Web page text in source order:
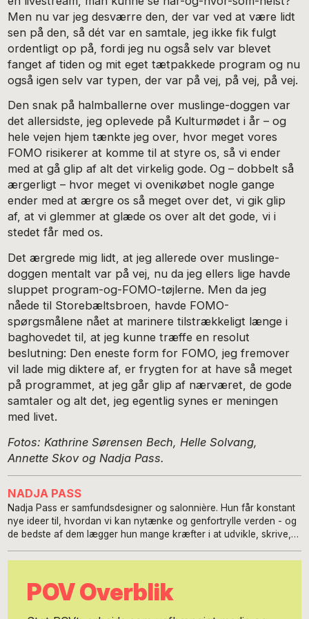
Men nu var jeg desværre den, der var ved at være lidt
sen på den, så dét var en samtale, jeg ikke fik fulgt
ordentligt op på, fordi jeg nu også selv var blevet
fanget af tiden og mit eget tætpakkede program og nu
også igen selv var typen, der var på vej, på vej, på vej.
Den snak på halmballerne over muslinge-doggen var
det allersidste, jeg oplevede på Kulturmødet i år – og
hele vejen hjem tænkte jeg over, hvor meget vores
FOMO risikerer at komme til at styre os, så vi ender
med at gå glip af alt det virkelig gode. Og – dobbelt så
ærgerligt – hvor meget vi ovenikøbet nogle gange
ender med at ærgre os så meget over det, vi gik glip
af, at vi glemmer at glæde os over alt det gode, vi i
stedet får med os.
Det ærgrede mig lidt, at jeg allerede over muslinge-
doggen mentalt var på vej, nu da jeg ellers lige havde
sluppet program-og-FOMO-tøjlerne. Men da jeg
nåede til Storebæltsbroen, havde FOMO-
spørgsmålene nået at marinere tilstrækkeligt længe i
baghovedet til, at jeg kunne træffe en resolut
beslutning: Den eneste form for FOMO, jeg fremover
vil lade mig diktere af, er frygten for at have så meget
på programmet, at jeg går glip af nærværet, de gode
samtaler og alt det, jeg egentlig synes er meningen
med livet.
Fotos: Kathrine Sørensen Bech, Helle Solvang,
Annette Skov og Nadja Pass.
NADJA PASS
Nadja Pass er samfundsdesigner og salonnière. Hun får konstant
nye ideer til, hvordan vi kan nytænke og genfortrylle verden - og
de bedste af dem lægger hun mange kræfter i at udvikle, skrive,
gennem tiden blandt andet blevet til det tværvidenskabelige
Samtalesaloner, Samtidens Akademi og samtalespilelt
Genopbyggerne. De seneste år har hun især koncentreret sig om
POV Overblik